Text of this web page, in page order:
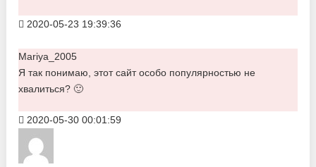
2020-05-23 19:39:36
Mariya_2005
Я так понимаю, этот сайт особо популярностью не
хвалиться? 🙂
2020-05-30 00:01:59